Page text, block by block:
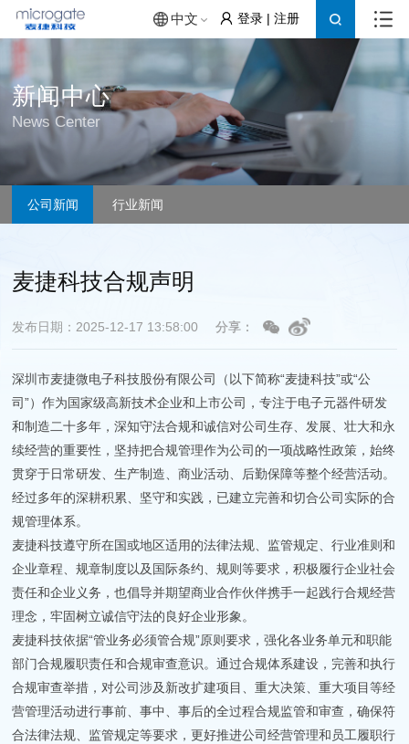
中文 登录| 注册
新闻中心
News Center
公司新闻 行业新闻
麦捷科技合规声明
发布日期：2025-12-17 13:58:00 分享：
深圳市麦捷微电子科技股份有限公司（以下简称“麦捷科技”或“公
司”）作为国家级高新技术企业和上市公司，专注于电子元器件研发
和制造二十多年，深知守法合规和诚信对公司生存、发展、壮大和永
续经营的重要性，坚持把合规管理作为公司的一项战略性政策，始终
贯穿于日常研发、生产制造、商业活动、后勤保障等整个经营活动。
经过多年的深耕积累、坚守和实践，已建立完善和切合公司实际的合
规管理体系。
麦捷科技遵守所在国或地区适用的法律法规、监管规定、行业准则和
企业章程、规章制度以及国际条约、规则等要求，积极履行企业社会
责任和企业义务，也倡导并期望商业合作伙伴携手一起践行合规经营
理念，牢固树立诚信守法的良好企业形象。
麦捷科技依据“管业务必须管合规”原则要求，强化各业务单元和职能
部门合规履职责任和合规审查意识。通过合规体系建设，完善和执行
合规审查举措，对公司涉及新改扩建项目、重大决策、重大项目等经
营管理活动进行事前、事中、事后的全过程合规监管和审查，确保符
合法律法规、监管规定等要求，更好推进公司经营管理和员工履职行